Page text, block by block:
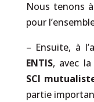
Nous tenons
pour
– Ensuite, à
ENTIS, avec
SCI
partie